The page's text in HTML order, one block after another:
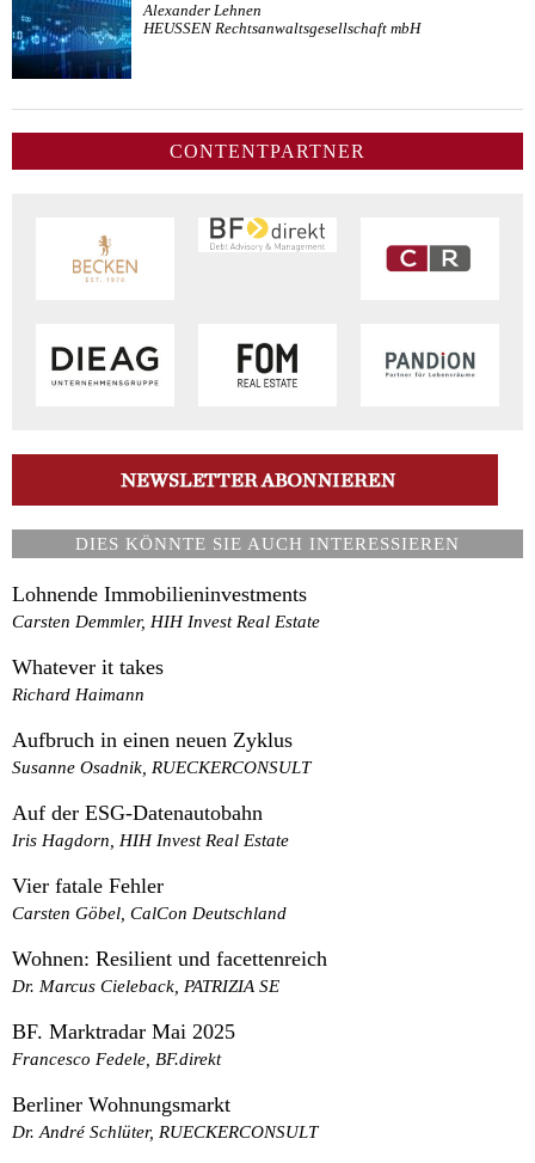
Alexander Lehnen
HEUSSEN Rechtsanwaltsgesellschaft mbH
CONTENTPARTNER
DIES KÖNNTE SIE AUCH INTERESSIEREN
Lohnende Immobilieninvestments
Carsten Demmler, HIH Invest Real Estate
Whatever it takes
Richard Haimann
Aufbruch in einen neuen Zyklus
Susanne Osadnik, RUECKERCONSULT
Auf der ESG-Datenautobahn
Iris Hagdorn, HIH Invest Real Estate
Vier fatale Fehler
Carsten Göbel, CalCon Deutschland
Wohnen: Resilient und facettenreich
Dr. Marcus Cieleback, PATRIZIA SE
BF. Marktradar Mai 2025
Francesco Fedele, BF.direkt
Berliner Wohnungsmarkt
Dr. André Schlüter, RUECKERCONSULT